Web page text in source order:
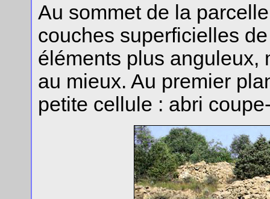
Au sommet de la
couches superficielles
éléments plus anguleux,
au mieux. Au premier
petite cellule : abri